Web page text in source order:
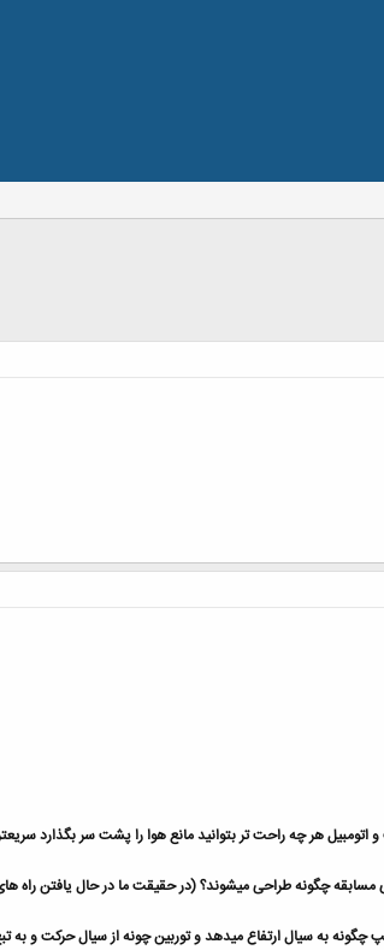
هر چه راحت تر بتوانید مانع هوا را پشت سر بگذارد
مسابقه چگونه طراحی میشوند؟ (در حقیقت ما در حال یافتن
به سیال ارتفاع میدهد و توربین چونه از سیال حرکت و به